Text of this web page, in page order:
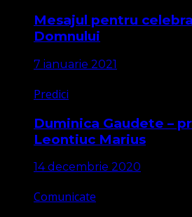
Mesajul pentru
Domnului
7 ianuarie 2021
Predici
Duminica Gaudete –
Leontiuc Marius
14 decembrie 2020
Comunicate